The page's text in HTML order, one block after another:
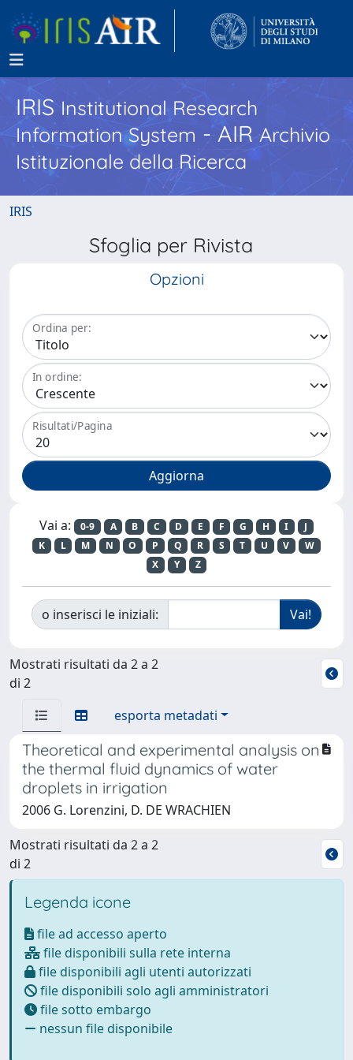
IRISInstitutional Research
Information System - AIR Archivio
Istituzionale della Ricerca
IRIS
Sfoglia per Rivista
Opzioni
Ordina per:
In ordine:
Risultati/Pagina
Vai a: 0-9 A B C D E F G H I
J
K
L M N O P Q R S T U V
W
X
Y Z
o inserisci le iniziali:
Mostrati risultati da 2 a 2
di 2
esporta metadati
Theoretical and experimental analysis on
the thermal fluid dynamics of water
droplets in irrigation
2006 G. Lorenzini, D. DE WRACHIEN
Mostrati risultati da 2 a 2
di 2
Legenda icone
file ad accesso aperto
file disponibili sulla rete interna
file disponibili agli utenti autorizzati
file disponibili solo agli amministratori
file sotto embargo
nessun file disponibile